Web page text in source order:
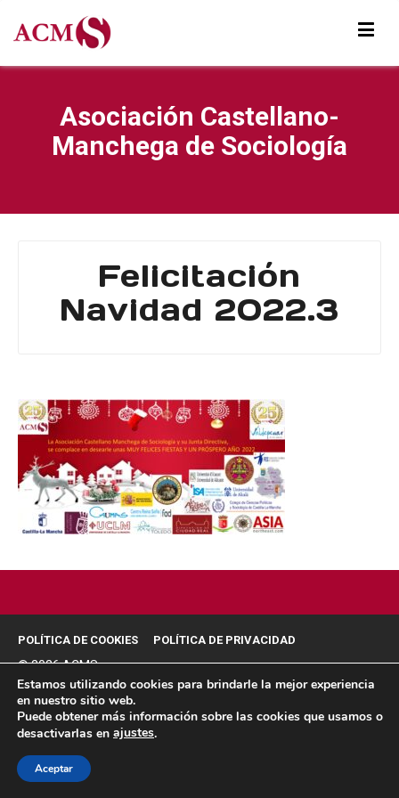
Asociación Castellano-
Manchega de Sociología
Felicitación
Navidad 2022.3
POLÍTICA DE COOKIES POLÍTICA DE PRIVACIDAD
© 2026 ACMS.
Estamos utilizando cookies para brindarle la mejor experiencia
en nuestro sitio web.
Puede obtener más información sobre las cookies que usamos o
desactivarlas en ajustes.
Aceptar